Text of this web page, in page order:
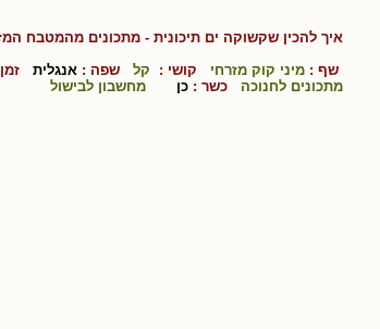
איך להכין שקשוקה ים תיכונית - מתכונים מהמטבח ה
שף : מיני קוק מזרחי קושי : קל שפה : אנגלית
מתכונים לחנוכה
כשר : כן מחשבון לבישול